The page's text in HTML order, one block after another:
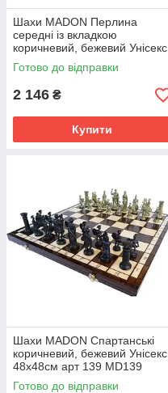
Шахи MADON Перлина
середні із вкладкою
коричневий, бежевий Унісекс
35х35см MD134A
Готово до відправки
2 146 ₴
Купити
Шахи MADON Спартанські
коричневий, бежевий Унісекс
48х48см арт 139 MD139
Готово до відправки